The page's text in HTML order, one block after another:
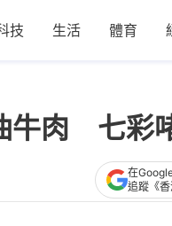
技 生活 體育
牛肉 七彩
在
追蹤《香